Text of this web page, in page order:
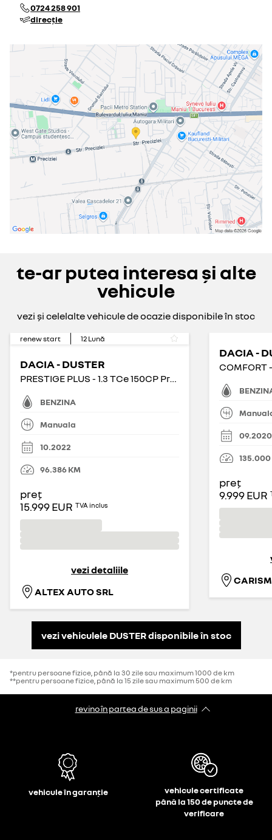
0724 258 901
direcție
te-ar putea interesa și alte
vehicule
vezi și celelalte vehicule de ocazie disponibile în stoc
renew start 12 Lună
DACIA - DUSTER
PRESTIGE PLUS - 1.3 TCe 150CP Prestige Plus 4WD
BENZINA
Manuala
10.2022
96.386KM
preț
15.999 EUR TVA inclus
vezi detaliile
ALTEX AUTO SRL
DACIA -
09.2020
135.000
preț
9.999 EUR
vezi vehiculele DUSTER disponibile în stoc
*pentru persoane fizice, până la 30 zile sau maximum 1000 de km
**pentru persoane fizice, până la 15 zile sau maximum 500 de km
revino în partea de sus a paginii
vehicule în garanție
vehicule certificate
până la 150 de puncte de
verificare